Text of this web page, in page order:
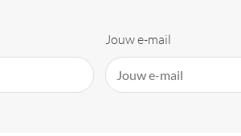
Jouw e-mail